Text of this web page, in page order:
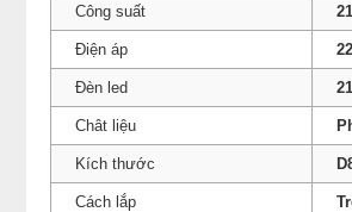
Công suất
Điện áp
Đèn led
Chât liệu
Kích thước
Cách lắp